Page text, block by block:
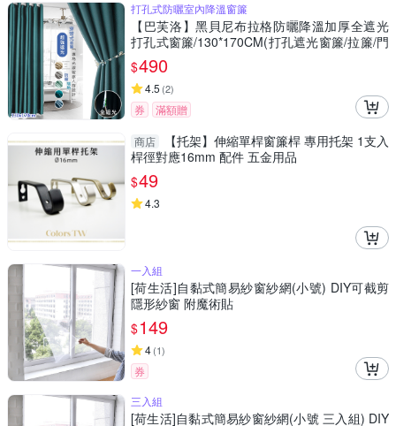
打孔式防曬室內降溫窗簾
【巴芙洛】黑貝尼布拉格防曬降溫加厚全遮光
打孔式窗簾/130*170CM(打孔遮光窗簾/拉簾/門
簾/風水簾)
$490
4.5 (2)
券 滿額贈
商店
【托架】伸縮單桿窗簾桿 專用托架 1支入
桿徑對應16mm 配件 五金用品
$49
4.3
一入組
[荷生活]自黏式簡易紗窗紗網(小號) DIY可截剪
隱形紗窗 附魔術貼
$149
4(1)
券
三入組
[荷生活]自黏式簡易紗窗紗網(小號 三入組) DIY